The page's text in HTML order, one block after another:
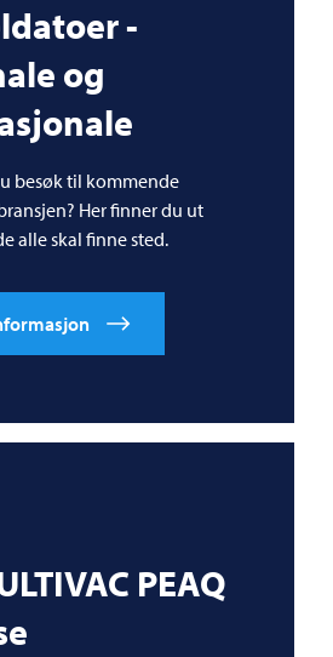
-
og
besøk til kommende
Her finner du ut
alle skal finne sted.
PEAQ